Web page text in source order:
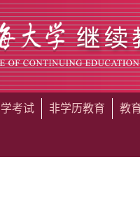
考试 非学历教育 教